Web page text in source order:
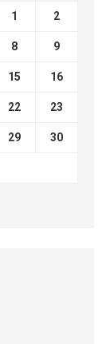
1 2
8 9
15 16
22 23
29 30